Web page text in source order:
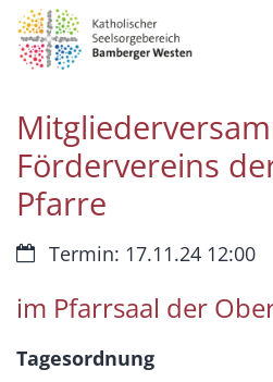
Zum Inhalt springen
Fördervereins
Pfarre
Datum:Termin: 17.11.24 12:00
im Pfarrsaal der
Tagesordnung